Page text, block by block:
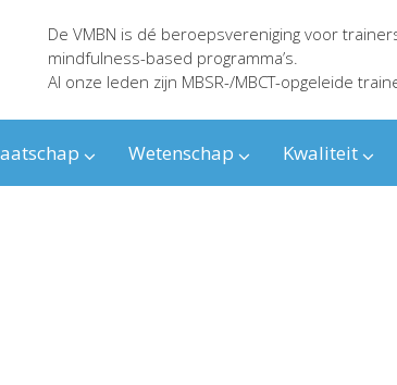
De VMBN is dé beroepsvereniging voor
mindfulness-based programma’s.
Al onze leden zijn MBSR-/MBCT-opgeleide
Wetenschap Kwaliteit